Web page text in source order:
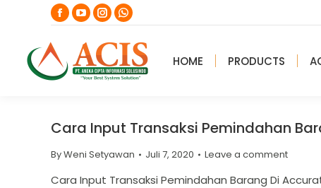
Facebook
page
opens
in
YouTube
page
opens
in
Instagram
page
opens
in
Whatsapp
page
opens
in
HOME PRODUCTS
Cara Input Transaksi Pemindahan
ByWeni Setyawan Juli 7, 2020 Leave a comment
Cara Input Transaksi Pemindahan Barang Di